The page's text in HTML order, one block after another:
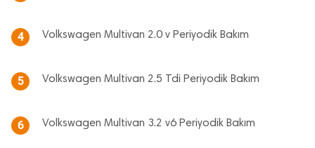
4 Volkswagen Multivan 2.0 v Periyodik Bakım
5 Volkswagen Multivan 2.5 Tdi Periyodik Bakım
6 Volkswagen Multivan 3.2 v6 Periyodik Bakım